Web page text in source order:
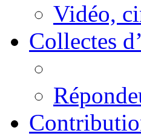
Vidéo,
Collectes